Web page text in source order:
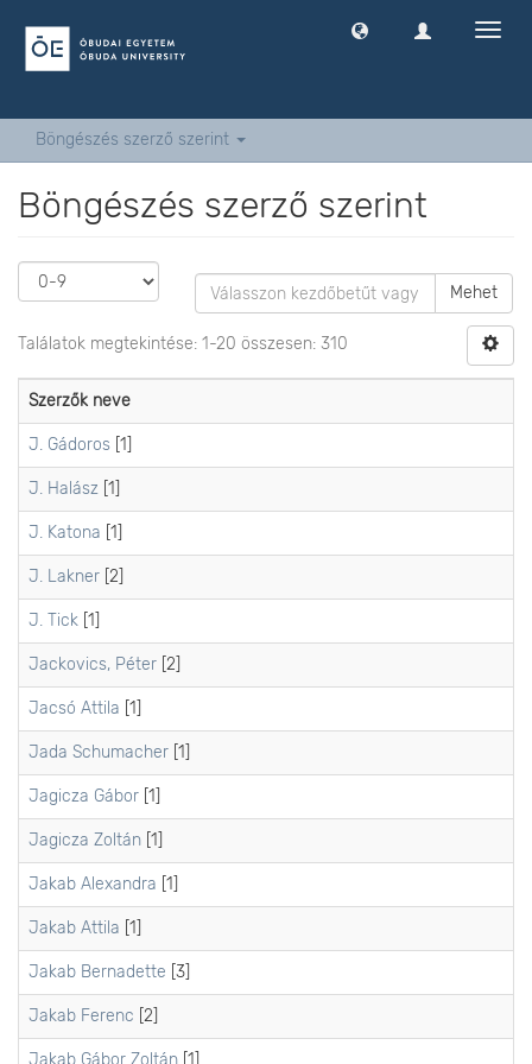
Böngészés szerző szerint
Böngészés szerző szerint
Mehet
Találatok megtekintése: 1-20 összesen: 310
Szerzők neve
J. Gádoros [1]
J. Halász [1]
J. Katona [1]
J. Lakner [2]
J. Tick [1]
Jackovics, Péter [2]
Jacsó Attila [1]
Jada Schumacher [1]
Jagicza Gábor [1]
Jagicza Zoltán [1]
Jakab Alexandra [1]
Jakab Attila [1]
Jakab Bernadette [3]
Jakab Ferenc [2]
Jakab Gábor Zoltán [1]